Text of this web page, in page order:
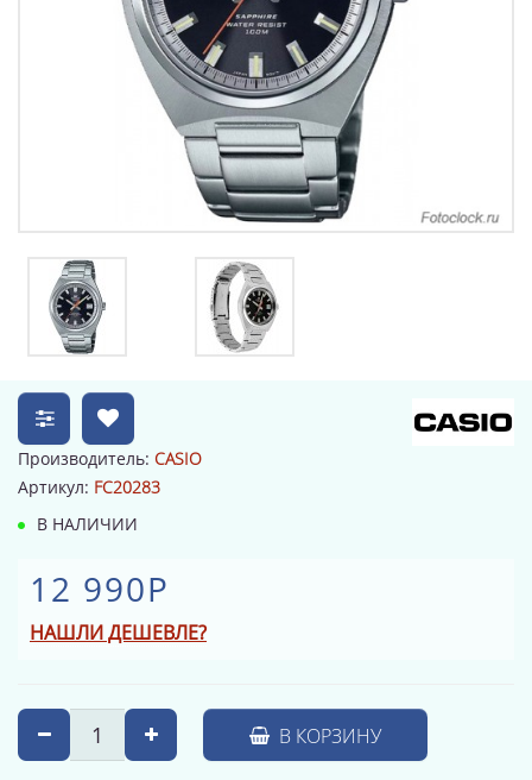
Производитель: CASIO
Артикул: FC20283
В НАЛИЧИИ
12 990Р
НАШЛИ ДЕШЕВЛЕ?
В КОРЗИНУ